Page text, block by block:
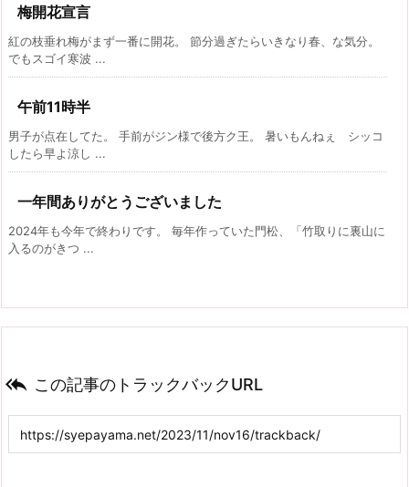
梅開花宣言
紅の枝垂れ梅がまず一番に開花。 節分過ぎたらいきなり春、な気分。
でもスゴイ寒波 ...
午前11時半
男子が点在してた。 手前がジン様で後方ク王。 暑いもんねぇ シッコ
したら早よ涼し ...
一年間ありがとうございました
2024年も今年で終わりです。 毎年作っていた門松、「竹取りに裏山に
入るのがきつ ...
 この記事のトラックバックURL